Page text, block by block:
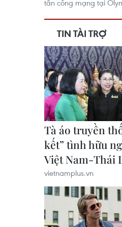
tấn công mạng tại